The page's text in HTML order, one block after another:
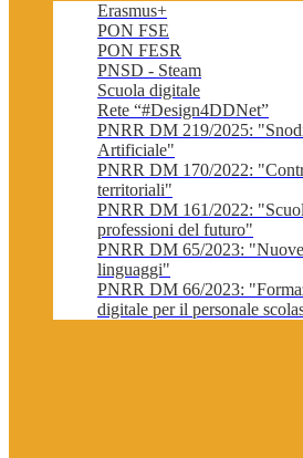
Erasmus+
PON FSE
PON FESR
PNSD - Steam
Scuola digitale
Rete “#Design4DDNet”
PNRR DM 219/2025:
Artificiale"
PNRR DM 170/2022:
territoriali"
PNRR DM 161/2022:
professioni del futuro"
PNRR DM 65/2023:
linguaggi"
PNRR DM 66/2023:
digitale per il personale